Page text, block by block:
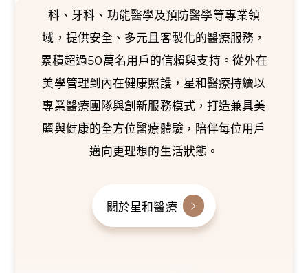
科、牙科、功能醫學及預防醫學等專業領
域，提供安全、多元且客製化的醫療服務，
累積超過50萬名用戶的信賴與支持。從外在
美學管理到內在健康照護，星和醫療持續以
專業醫療團隊與創新服務模式，打造兼具美
麗與健康的全方位醫療體驗，陪伴每位用戶
邁向更理想的生活狀態。
關於星和醫療